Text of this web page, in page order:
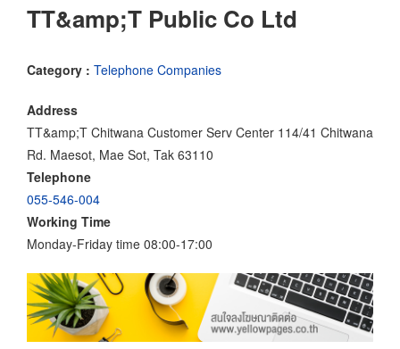
TT&amp;T Public Co Ltd
Category : Telephone Companies
Address
TT&amp;T Chitwana Customer Serv Center 114/41 Chitwana
Rd. Maesot, Mae Sot, Tak 63110
Telephone
055-546-004
Working Time
Monday-Friday time 08:00-17:00